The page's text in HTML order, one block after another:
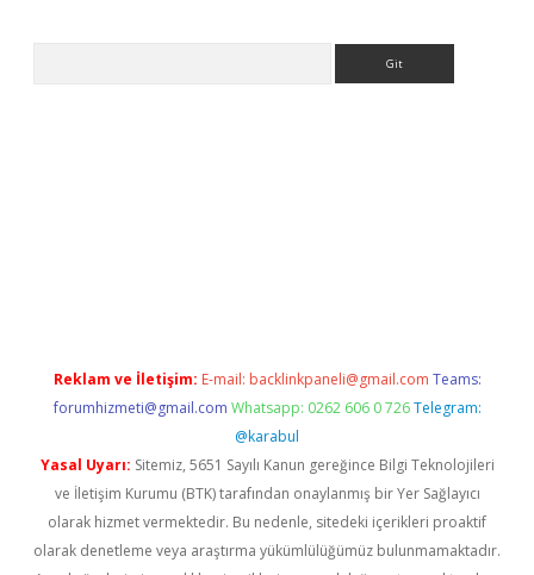
Reklam ve İletişim: E-mail: backlinkpaneli@gmail.com Teams:
forumhizmeti@gmail.com Whatsapp: 0262 606 0 726 Telegram:
@karabul
Yasal Uyarı: Sitemiz, 5651 Sayılı Kanun gereğince Bilgi Teknolojileri
ve İletişim Kurumu (BTK) tarafından onaylanmış bir Yer Sağlayıcı
olarak hizmet vermektedir. Bu nedenle, sitedeki içerikleri proaktif
olarak denetleme veya araştırma yükümlülüğümüz bulunmamaktadır.